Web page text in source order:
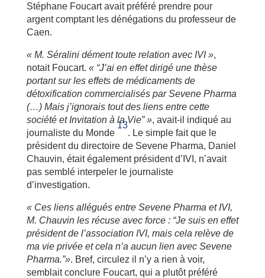
Stéphane Foucart avait préféré prendre pour
argent comptant les dénégations du professeur de
Caen.
« M. Séralini dément toute relation avec IVI »,
notait Foucart. « “J’ai en effet dirigé une thèse
portant sur les effets de médicaments de
détoxification commercialisés par Sevene Pharma
(…) Mais j’ignorais tout des liens entre cette
société et Invitation à la Vie” », avait-il indiqué au
journaliste du Monde
13
. Le simple fait que le
président du directoire de Sevene Pharma, Daniel
Chauvin, était également président d’IVI, n’avait
pas semblé interpeler le journaliste
d’investigation.
« Ces liens allégués entre Sevene Pharma et IVI,
M. Chauvin les récuse avec force : “Je suis en effet
président de l’association IVI, mais cela relève de
ma vie privée et cela n’a aucun lien avec Sevene
Pharma.”». Bref, circulez il n’y a rien à voir,
semblait conclure Foucart, qui a plutôt préféré